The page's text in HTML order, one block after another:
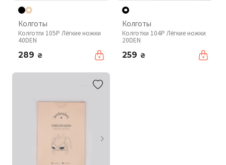
Колготы
Колготrи 105P Лёгкие ножки
40DEN
289 ₴
Колготы
Колготки 104P Лёгкие ножки
20DEN
259 ₴